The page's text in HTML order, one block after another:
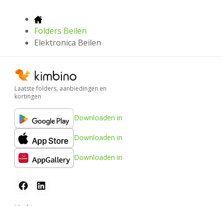
Folders Beilen
Elektronica Beilen
Laatste folders, aanbiedingen en
kortingen
Downloaden in
Downloaden in
Downloaden in